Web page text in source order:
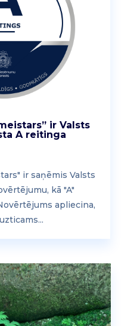
ir Valsts
A reitinga
ir saņēmis Valsts
kā "A"
apliecina,